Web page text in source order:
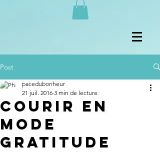
Post
Courir en
mode
Gratitude
pacedubonheur
21 juil. 2016 3 min de lecture